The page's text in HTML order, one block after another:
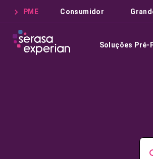
PME Consumidor
Soluções Pré-